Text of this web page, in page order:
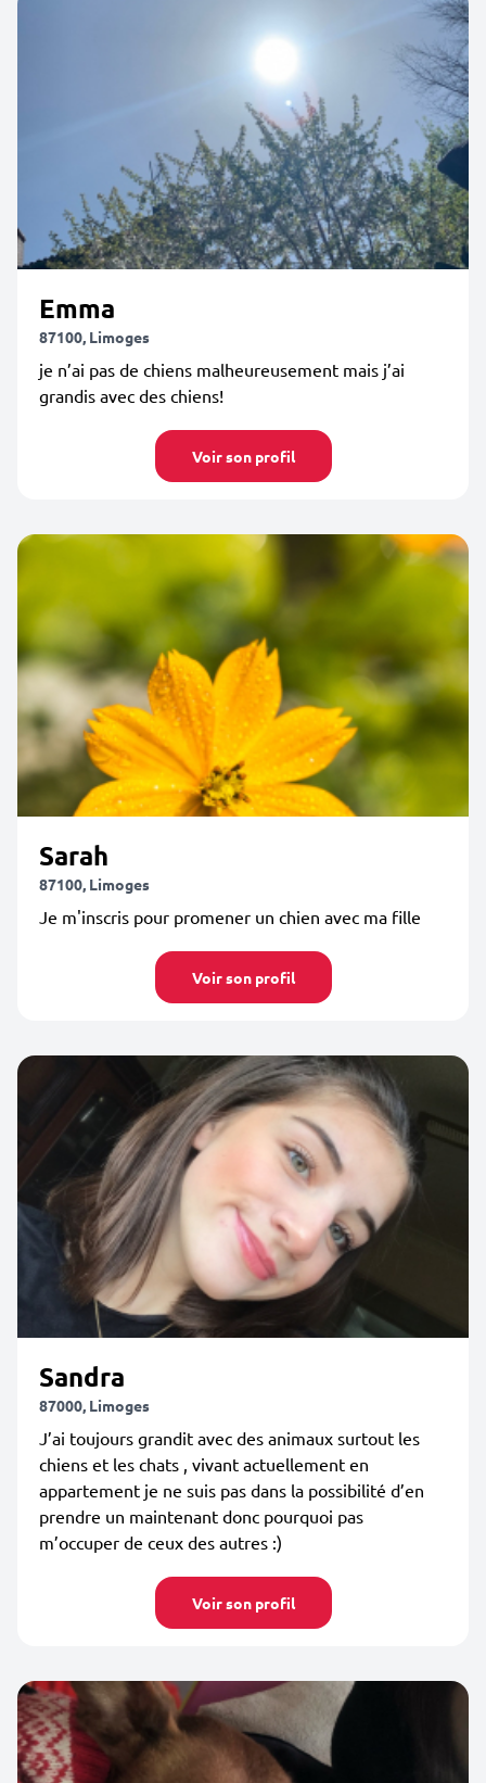
Emma
87100, Limoges
je n’ai pas de chiens malheureusement mais j’ai
grandis avec des chiens!
Voir son profil
Sarah
87100, Limoges
Je m'inscris pour promener un chien avec ma fille
Voir son profil
Sandra
87000, Limoges
J’ai toujours grandit avec des animaux surtout les
chiens et les chats , vivant actuellement en
appartement je ne suis pas dans la possibilité d’en
prendre un maintenant donc pourquoi pas
m’occuper de ceux des autres :)
Voir son profil